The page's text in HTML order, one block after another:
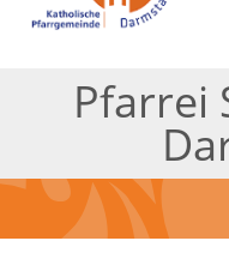
Pfarrei